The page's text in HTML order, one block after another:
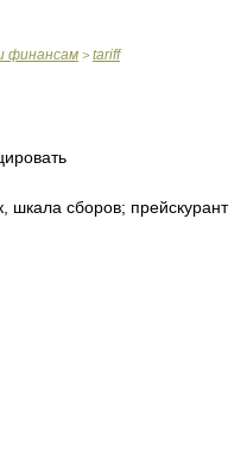
финансам > tariff
шкала сборов; прейскурант